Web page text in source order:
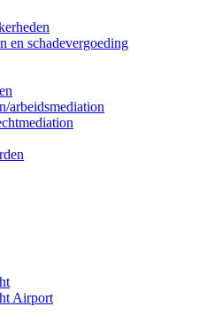
en schadevergoeding
arbeidsmediation
Airport